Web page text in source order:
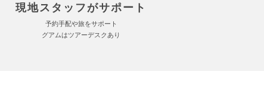
現地スタッフがサポート
予約手配や旅をサポート
グアムはツアーデスクあり